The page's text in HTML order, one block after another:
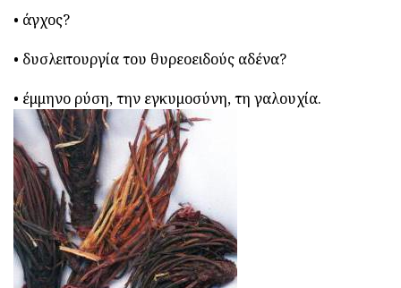
• άγχος?
• δυσλειτουργία του θυρεοειδούς αδένα?
• έμμηνο ρύση, την εγκυμοσύνη, τη γαλουχία.